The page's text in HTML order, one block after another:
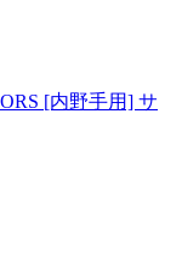
[内野手用] サ